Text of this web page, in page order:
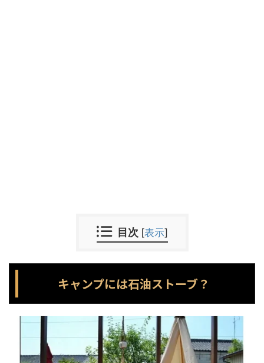
目次 [表示]
キャンプには石油ストーブ？